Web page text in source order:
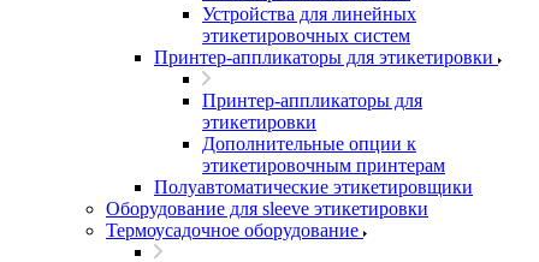
Устройства для линейных
этикетировочных систем
Принтер-аппликаторы для этикетировки
Принтер-аппликаторы для
этикетировки
Дополнительные опции к
этикетировочным принтерам
Полуавтоматические этикетировщики
Оборудование для sleeve этикетировки
Термоусадочное оборудование